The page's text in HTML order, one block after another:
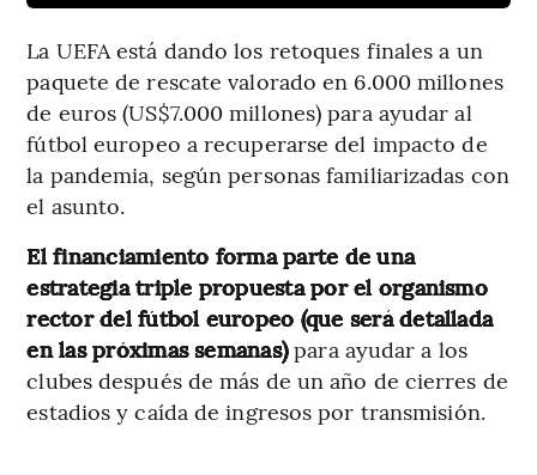
La UEFA está dando los retoques finales a un
paquete de rescate valorado en 6.000 millones
de euros (US$7.000 millones) para ayudar al
fútbol europeo a recuperarse del impacto de
la pandemia, según personas familiarizadas con
el asunto.
El financiamiento forma parte de una
estrategia triple propuesta por el organismo
rector del fútbol europeo (que será detallada
en las próximas semanas)para ayudar a los
clubes después de más de un año de cierres de
estadios y caída de ingresos por transmisión.